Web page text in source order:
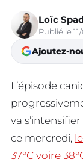
Loïc
Publié le
Ajoutez-
L’épisode
va
ce mercredi,
37°C voire